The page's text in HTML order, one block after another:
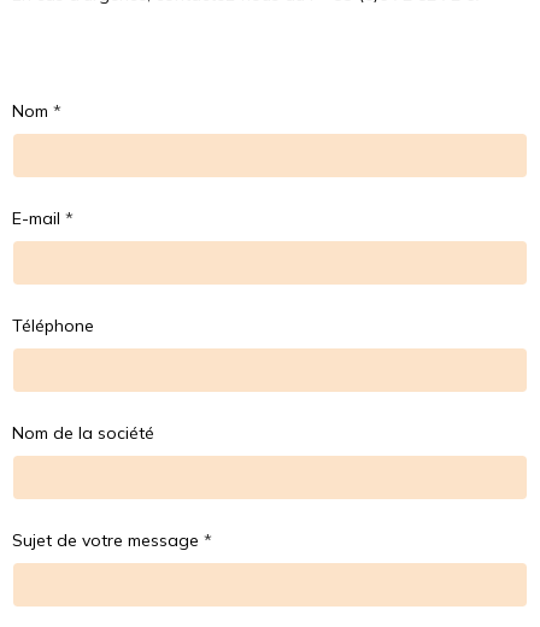
Nom
E-mail
Téléphone
Nom de la société
Sujet de votre message